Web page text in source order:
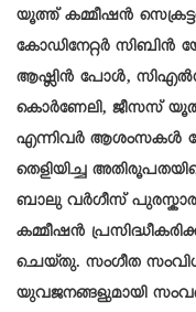
യൂത്ത് കമ്മീഷൻ
കോഡിനേറ്റർ സിബിൻ
ആഷ്ലിൻ പോൾ,
കൊർണേലി, ജീസസ്
എന്നിവർ ആശംസകൾ
തെളിയിച്ച
ബാലു വർഗീസ്
കമ്മീഷൻ
ചെയ്തു. സംഗീത
യുവജനങ്ങളുമായി